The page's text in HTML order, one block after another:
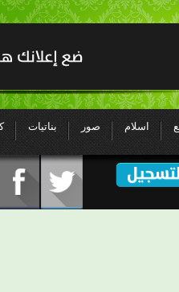
اسلام صور بناتيات كتب